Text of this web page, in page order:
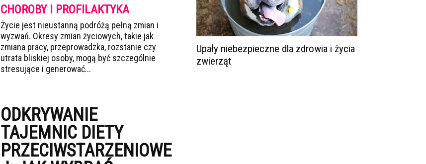
CHOROBY I PROFILAKTYKA
Życie jest nieustanną podróżą pełną zmian i
wyzwań. Okresy zmian życiowych, takie jak
zmiana pracy, przeprowadzka, rozstanie czy
utrata bliskiej osoby, mogą być szczególnie
stresujące i generować...
ODKRYWANIE
TAJEMNIC DIETY
PRZECIWSTARZENIOWE
Upały niebezpieczne dla zdrowia i życia
zwierząt